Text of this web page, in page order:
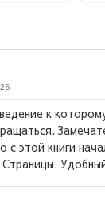
Куприна
любимое